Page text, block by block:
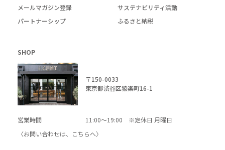
メールマガジン登録
サステナビリティ活動
パートナーシップ
ふるさと納税
SHOP
〒150-0033
東京都渋谷区猿楽町16-1
営業時間
11:00～19:00 ※定休日 月曜日
〈お問い合わせは、
こちらへ〉